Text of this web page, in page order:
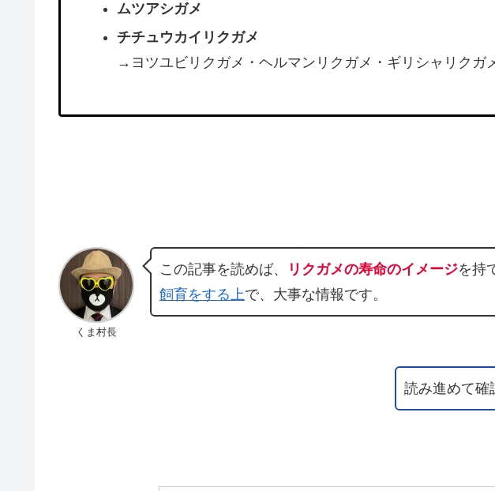
ムツアシガメ
チチュウカイリクガメ
→ヨツユビリクガメ・ヘルマンリクガメ・ギリシャリクガ
くま村長
この記事を読めば、 リクガメの寿命のイメージを持
飼育をする上で、大事な情報です。
読み進めて確